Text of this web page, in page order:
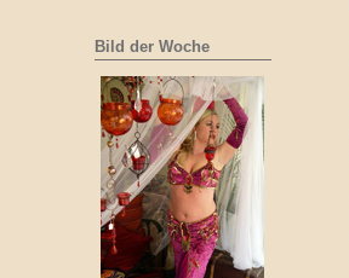
Bild der Woche